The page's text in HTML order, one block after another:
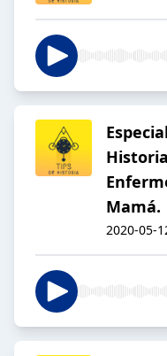
Mamá.
2020-05-